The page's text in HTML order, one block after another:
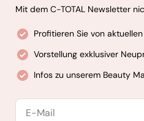
Mit dem C-TOTAL Newsletter
Profitieren Sie von
Vorstellung exklusiver
Infos zu unserem Beauty
E-